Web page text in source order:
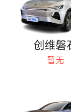
创维磐
暂无